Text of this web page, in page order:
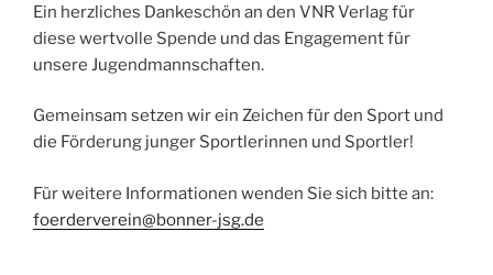
Ein herzliches Dankeschön an den VNR Verlag für
diese wertvolle Spende und das Engagement für
unsere Jugendmannschaften.
Gemeinsam setzen wir ein Zeichen für den Sport und
die Förderung junger Sportlerinnen und Sportler!
Für weitere Informationen wenden Sie sich bitte an:
foerderverein@bonner-jsg.de